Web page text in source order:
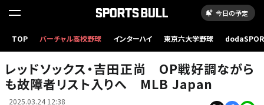
今日の予定
TOP バーチャル高校野球 インターハイ 東京六大学野球
レッドソックス・吉田正尚 OP戦好調ながら
も故障者リスト入りへ MLB Japan
2025.03.24 12:38